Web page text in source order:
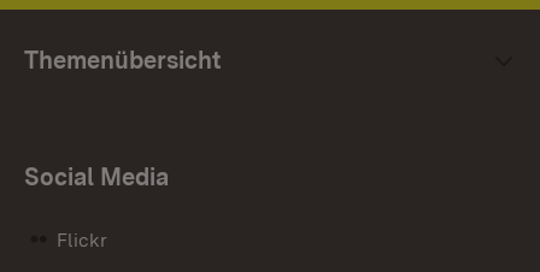
Themenübersicht
Social Media
Flickr